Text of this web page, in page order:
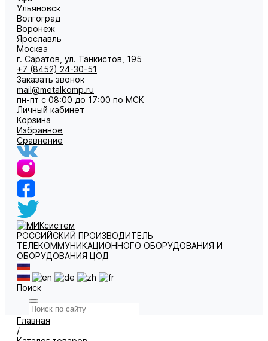
Ульяновск
Волгоград
Воронеж
Ярославль
Москва
г. Саратов, ул. Танкистов, 195
+7 (8452) 24-30-51
Заказать звонок
mail@metalkomp.ru
пн-пт с 08:00 до 17:00 по МСК
Личный кабинет
Корзина
Избранное
Сравнение
РОССИЙСКИЙ ПРОИЗВОДИТЕЛЬ
ТЕЛЕКОММУНИКАЦИОННОГО ОБОРУДОВАНИЯ И
ОБОРУДОВАНИЯ ЦОД
Поиск
Главная
/